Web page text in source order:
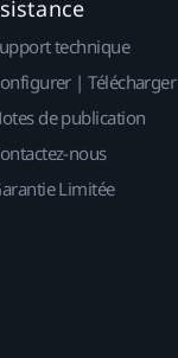
technique
| Télécharger
de publication
nous
Limitée